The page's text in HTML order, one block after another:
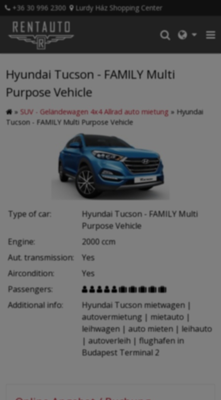
+36 30 996 2300 Lurdy Ház Shopping Center
Hyundai Tucson - FAMILY Multi
Purpose Vehicle
» SUV - Geländewagen 4x4 Allrad auto mietung » Hyundai
Tucson - FAMILY Multi Purpose Vehicle
Type of car:
Hyundai Tucson - FAMILY Multi
Purpose Vehicle
Engine:
2000 ccm
Aut. transmission:
Yes
Aircondition:
Yes
Passengers:
        
Additional info:
Hyundai Tucson mietwagen |
autovermietung | mietauto |
leihwagen | auto mieten | leihauto
| autoverleih | flughafen in
Budapest Terminal 2